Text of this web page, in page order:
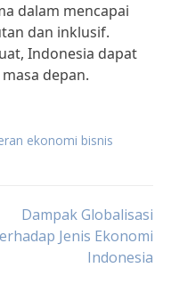
dalam mencapai
dan inklusif.
Indonesia dapat
depan.
ekonomi bisnis
Dampak Globalisasi
Jenis Ekonomi
Indonesia